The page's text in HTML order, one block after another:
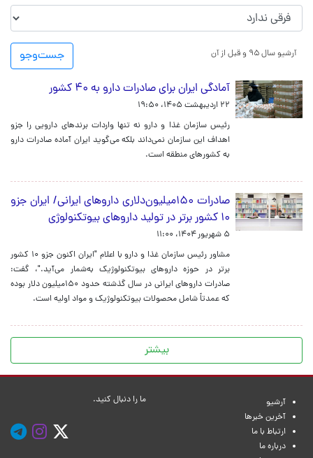
جست‌و‌جو آرشیو سال ۹۵ و قبل از آن
آمادگی ایران برای صادرات دارو به ۴۰ کشور
۲۲ اردیبهشت ۱۴۰۵، ۱۹:۵۰
رئیس سازمان غذا و دارو نه تنها واردات برندهای دارویی را جزو
اهداف این سازمان نمی‌داند بلکه می‌گوید ایران آماده صادرات دارو
به کشور‌های منطقه است.
صادرات ۱۵۰میلیون‌دلاری داروهای ایرانی/ ایران جزو
۱۰ کشور برتر در تولید داروهای بیوتکنولوژی
۵ شهریور ۱۴۰۴، ۱۱:۰۰
مشاور رئیس سازمان غذا و دارو با اعلام "ایران اکنون جزو ۱۰ کشور
برتر در حوزه داروهای بیوتکنولوژیک به‌شمار می‌آید."، گفت:
صادرات داروهای ایرانی در سال گذشته حدود ۱۵۰میلیون دلار بوده
که عمدتاً شامل محصولات بیوتکنولوژیک و مواد اولیه است.
بیشتر
آرشیو
آخرین خبرها
ارتباط با ما
درباره ما
ما را دنبال کنید.